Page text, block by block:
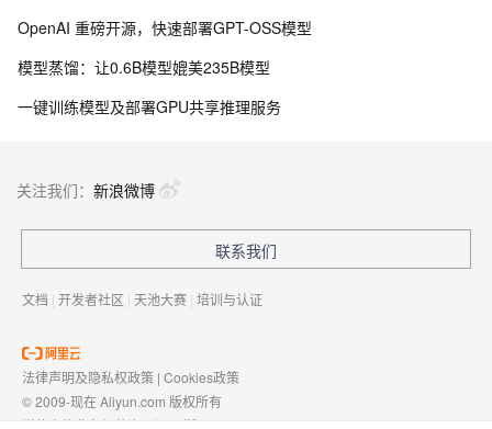
OpenAI 重磅开源，快速部署GPT-OSS模型
模型蒸馏：让0.6B模型媲美235B模型
一键训练模型及部署GPU共享推理服务
关注我们： 新浪微博
联系我们
文档 | 开发者社区 | 天池大赛 | 培训与认证
法律声明及隐私权政策 | Cookies政策
© 2009-现在 Aliyun.com 版权所有
增值电信业务经营许可证： 浙B2-20080101